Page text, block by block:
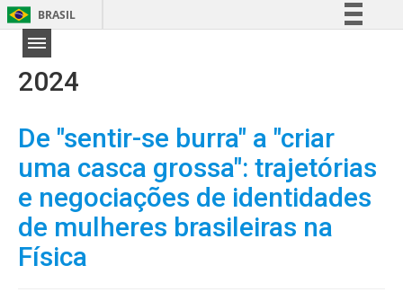
BRASIL
Acesso à informação
Legislação
Canais
2024
De "sentir-se burra" a "criar
uma casca grossa": trajetórias
e negociações de identidades
de mulheres brasileiras na
Física